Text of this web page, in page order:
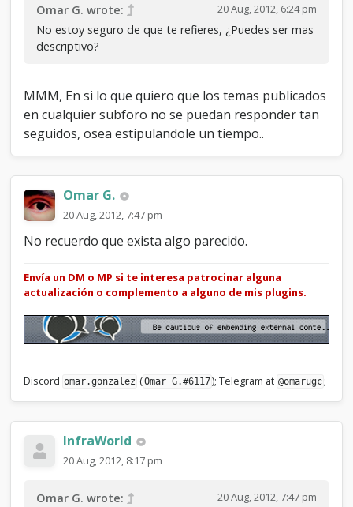
20 Aug, 2012, 6:24 pm
Omar G. wrote:
No estoy seguro de que te refieres, ¿Puedes ser mas
descriptivo?
MMM, En si lo que quiero que los temas publicados
en cualquier subforo no se puedan responder tan
seguidos, osea estipulandole un tiempo..
Omar G.
20 Aug, 2012, 7:47 pm
No recuerdo que exista algo parecido.
Envía un DM o MP si te interesa patrocinar alguna
actualización o complemento a alguno de mis plugins.
Discord omar.gonzalez (Omar G.#6117); Telegram at @omarugc ;
InfraWorld
20 Aug, 2012, 8:17 pm
20 Aug, 2012, 7:47 pm
Omar G. wrote: